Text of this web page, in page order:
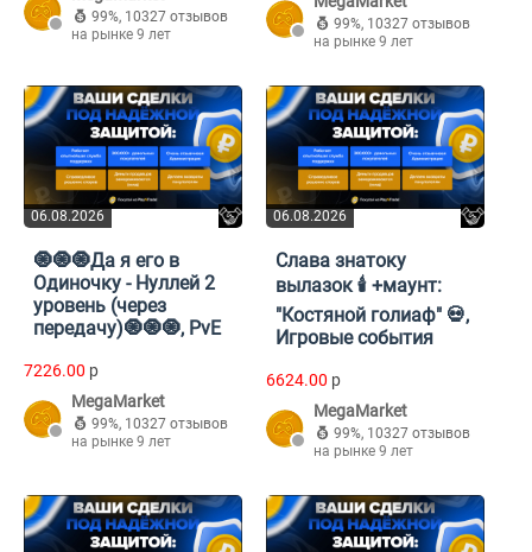
99%, 10327 отзывов
на рынке 9 лет
99%, 10327 отзывов
на рынке 9 лет
06.08.2026
🧿🧿🧿Да я его в
Одиночку - Нуллей 2
уровень (через
передачу)🧿🧿🧿, PvE
7226.00 p
MegaMarket
99%, 10327 отзывов
на рынке 9 лет
06.08.2026
Слава знатоку
вылазок 🕯️ +маунт:
"Костяной голиаф" 💀,
Игровые события
6624.00 p
MegaMarket
99%, 10327 отзывов
на рынке 9 лет